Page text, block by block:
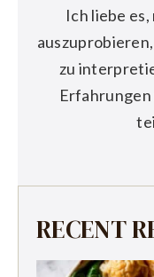
Ich liebe
zu
Erfahrungen
RECENT